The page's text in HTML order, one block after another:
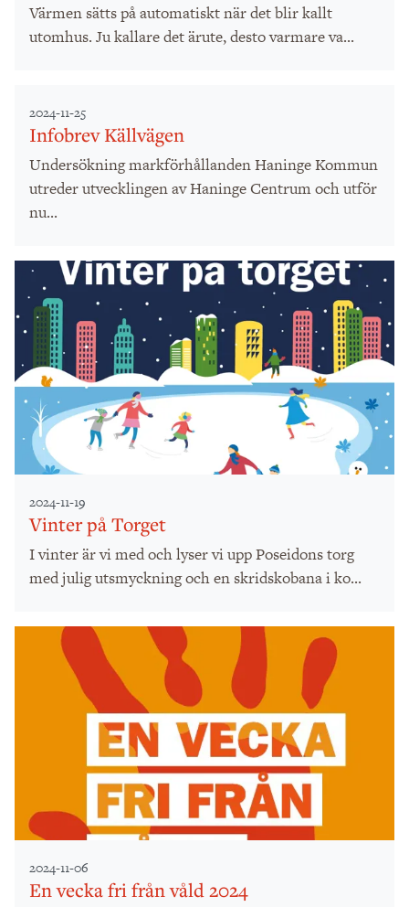
Värmen sätts på automatiskt när det blir kallt
utomhus. Ju kallare det ärute, desto varmare va...
2024-11-25
Infobrev Källvägen
Undersökning markförhållanden Haninge Kommun
utreder utvecklingen av Haninge Centrum och utför
nu...
2024-11-19
Vinter på Torget
I vinter är vi med och lyser vi upp Poseidons torg
med julig utsmyckning och en skridskobana i ko...
2024-11-06
En vecka fri från våld 2024